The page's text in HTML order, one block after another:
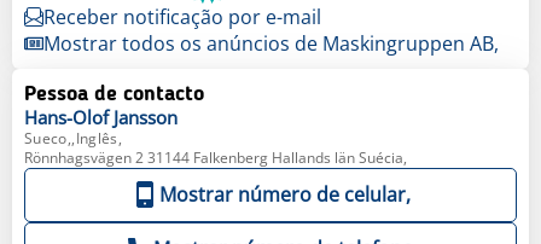
Receber notificação por e-mail
Mostrar todos os anúncios de Maskingruppen AB,
Pessoa de contacto
Hans-Olof Jansson
Sueco,,Inglês,
Rönnhagsvägen 2 31144 Falkenberg Hallands län Suécia,
Mostrar número de celular,